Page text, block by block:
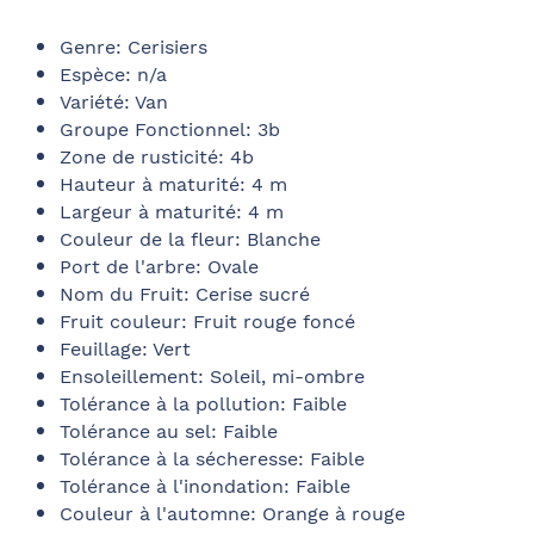
Genre: Cerisiers
Espèce: n/a
Variété:Van
Groupe Fonctionnel: 3b
Zone de rusticité:4b
Hauteur à maturité: 4 m
Largeur à maturité:4 m
Couleur de la fleur: Blanche
Port de l'arbre: Ovale
Nom du Fruit: Cerise sucré
Fruit couleur: Fruit rouge foncé
Feuillage:Vert
Ensoleillement: Soleil, mi-ombre
Tolérance à la pollution: Faible
Tolérance au sel: Faible
Tolérance à la sécheresse: Faible
Tolérance à l'inondation: Faible
Couleur à l'automne: Orange à rouge